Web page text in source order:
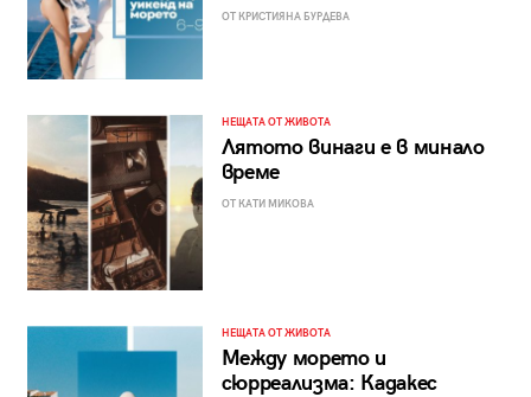
ОТ КРИСТИЯНА БУРДЕВА
НЕЩАТА ОТ ЖИВОТА
Лятото винаги е в минало
време
ОТ КАТИ МИКОВА
НЕЩАТА ОТ ЖИВОТА
Между морето и
сюрреализма: Кадакес